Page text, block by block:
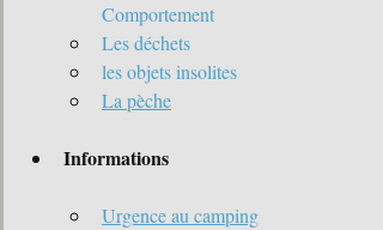
Comportement
Les déchets
les objets insolites
La pèche
Informations
Urgence au camping